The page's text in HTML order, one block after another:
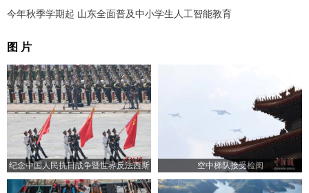
今年秋季学期起 山东全面普及中小学生人工智能教育
图 片
纪念中国人民抗日战争暨世界反法西斯
战争胜利80周年大会举行
空中梯队接受检阅